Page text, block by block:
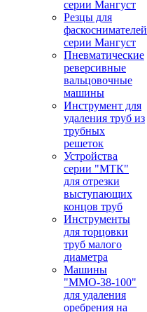
серии Мангуст
Резцы для
фаскоснимателей
серии Мангуст
Пневматические
реверсивные
вальцовочные
машины
Инструмент для
удаления труб из
трубных
решеток
Устройства
серии "МТК"
для отрезки
выступающих
концов труб
Инструменты
для торцовки
труб малого
диаметра
Машины
"ММО-38-100"
для удаления
оребрения на